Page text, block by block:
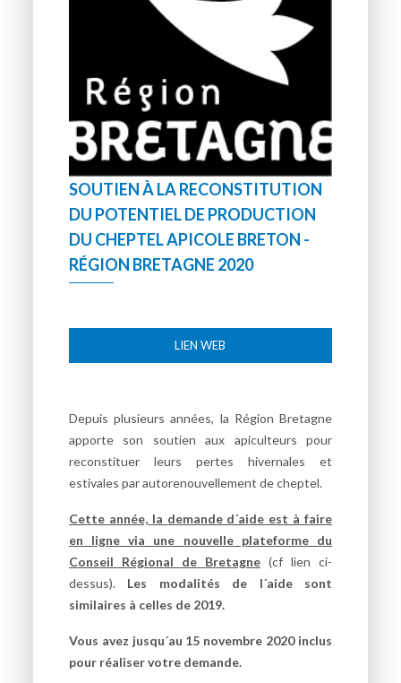
SOUTIEN À LA RECONSTITUTION
DU POTENTIEL DE PRODUCTION
DU CHEPTEL APICOLE BRETON -
RÉGION BRETAGNE 2020
LIEN WEB
Depuis plusieurs années, la Région Bretagne
apporte son soutien aux apiculteurs pour
reconstituer leurs pertes hivernales et
estivales par autorenouvellement de cheptel.
Cette année, la demande d´aide est à faire
en ligne via une nouvelle plateforme du
Conseil Régional de Bretagne(cf lien ci-
dessus). Les modalités de l´aide sont
similaires à celles de 2019.
Vous avez jusqu´au 15 novembre 2020 inclus
pour réaliser votre demande.